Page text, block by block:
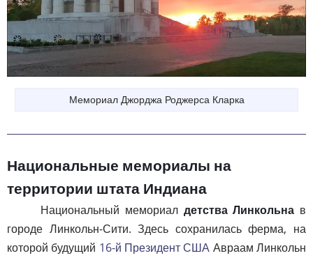
Мемориал Джорджа Роджерса Кларка
Национальные мемориалы на
территории штата Индиана
Национальный мемориал детства Линкольна в
городе Линкольн-Сити. Здесь сохранилась ферма, на
которой будущий 16-й Президент США Авраам Линкольн